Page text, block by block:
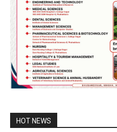
HOT NEWS